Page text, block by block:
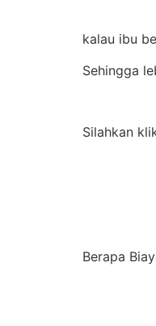
kalau ibu
Sehingga
Silahkan
Berapa